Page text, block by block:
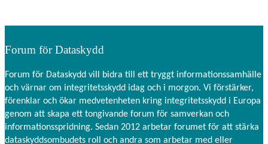
Forum för Dataskydd
Forum för Dataskydd vill bidra till ett tryggt informationssamhälle
och värnar om integritetsskydd idag och i morgon. Vi förstärker,
förenklar och ökar medvetenheten kring integritetsskydd i Europa
genom att skapa ett tongivande forum för samverkan och
informationsspridning. Sedan 2012 arbetar forumet för att stärka
dataskyddsombudets roll och andra som arbetar med eller